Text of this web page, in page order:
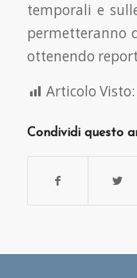
temporali e
permetteranno
ottenendo
Articolo Visto:
Condividi questo